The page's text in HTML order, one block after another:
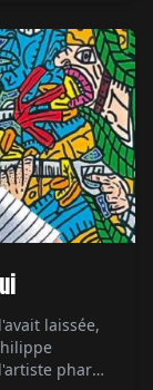
laissée,
phare